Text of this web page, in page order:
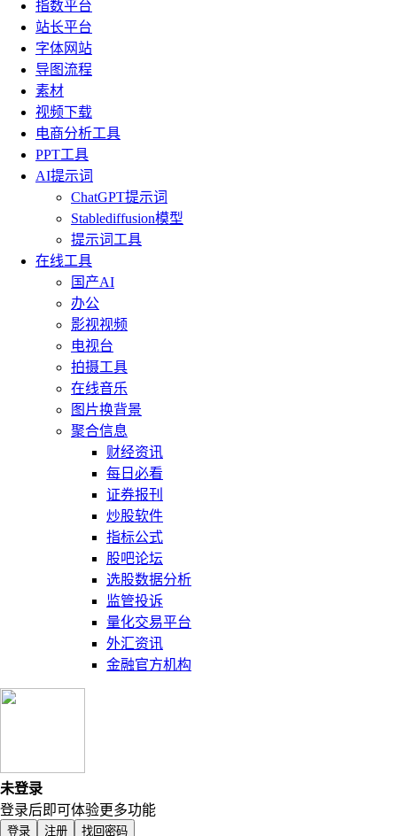
指数平台
站长平台
字体网站
导图流程
素材
视频下载
电商分析工具
PPT工具
AI提示词
ChatGPT提示词
Stablediffusion模型
提示词工具
在线工具
国产AI
办公
影视视频
电视台
拍摄工具
在线音乐
图片换背景
聚合信息
财经资讯
每日必看
证券报刊
炒股软件
指标公式
股吧论坛
选股数据分析
监管投诉
量化交易平台
外汇资讯
金融官方机构
未登录
登录后即可体验更多功能
登录 注册 找回密码